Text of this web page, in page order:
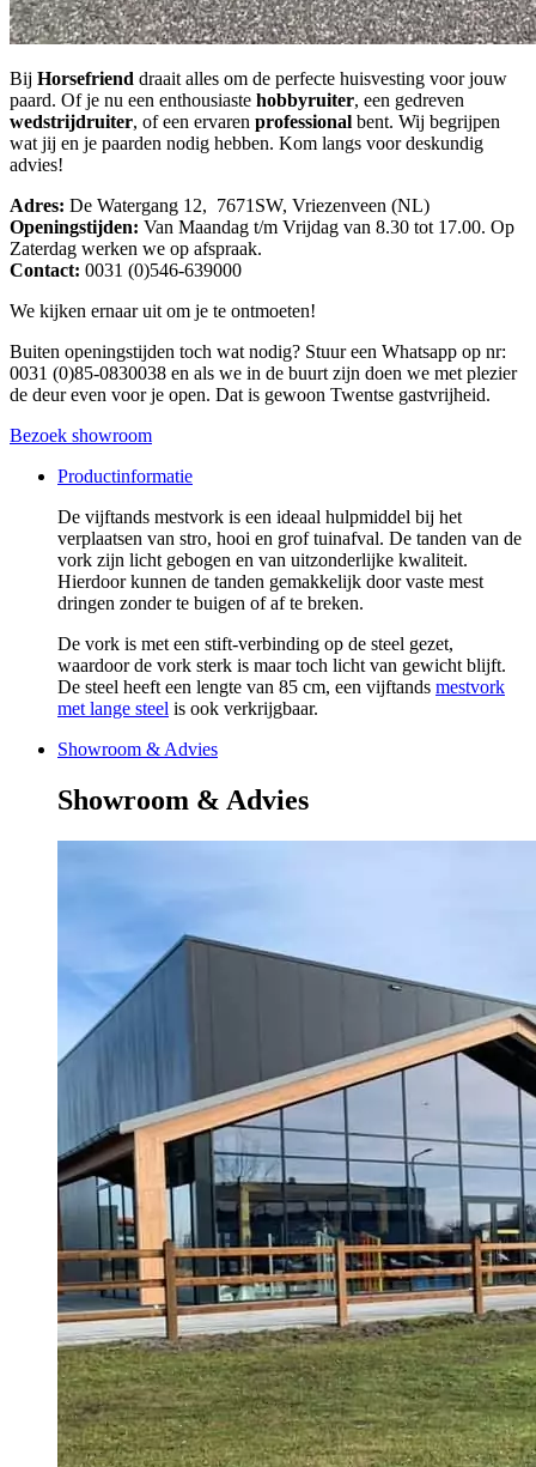
Bij Horsefriend draait alles om de perfecte huisvesting voor jouw
paard. Of je nu een enthousiaste hobbyruiter, een gedreven
wedstrijdruiter, of een ervaren professional bent. Wij begrijpen
wat jij en je paarden nodig hebben. Kom langs voor deskundig
advies!
Adres: De Watergang 12, 7671SW, Vriezenveen (NL)
Openingstijden: Van Maandag t/m Vrijdag van 8.30 tot 17.00. Op
Zaterdag werken we op afspraak.
Contact: 0031 (0)546-639000
We kijken ernaar uit om je te ontmoeten!
Buiten openingstijden toch wat nodig? Stuur een Whatsapp op nr:
0031 (0)85-0830038 en als we in de buurt zijn doen we met plezier
de deur even voor je open. Dat is gewoon Twentse gastvrijheid.
Bezoek showroom
Productinformatie
De vijftands mestvork is een ideaal hulpmiddel bij het
verplaatsen van stro, hooi en grof tuinafval. De tanden van de
vork zijn licht gebogen en van uitzonderlijke kwaliteit.
Hierdoor kunnen de tanden gemakkelijk door vaste mest
dringen zonder te buigen of af te breken.
De vork is met een stift-verbinding op de steel gezet,
waardoor de vork sterk is maar toch licht van gewicht blijft.
De steel heeft een lengte van 85 cm, een vijftands mestvork
met lange steel is ook verkrijgbaar.
Showroom & Advies
Showroom & Advies